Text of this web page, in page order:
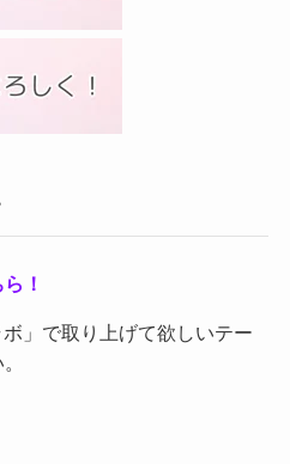
！
」で取り上げて欲しいテー